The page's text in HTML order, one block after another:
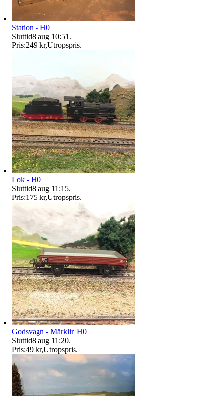
Station - H0
Sluttid8 aug 10:51 .
Pris:249 kr,Utropspris.
Lok - H0
Sluttid8 aug 11:15.
Pris:175 kr,Utropspris.
Godsvagn - Märklin H0
Sluttid8 aug 11:20.
Pris:49 kr,Utropspris.